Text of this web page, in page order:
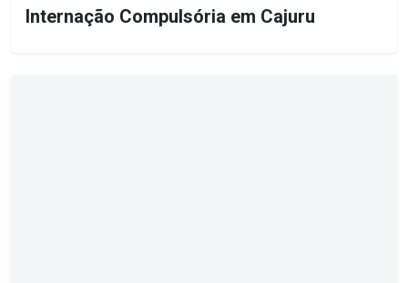
Internação Compulsória em Cajuru